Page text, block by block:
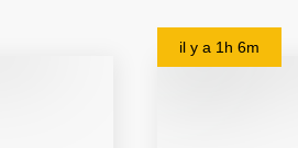
il y a 1h 6m